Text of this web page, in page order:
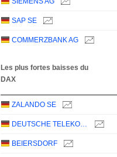
SAP SE
COMMERZBANK AG
Les plus fortes baisses du
DAX
ZALANDO SE
DEUTSCHE TELEKOM AG
BEIERSDORF